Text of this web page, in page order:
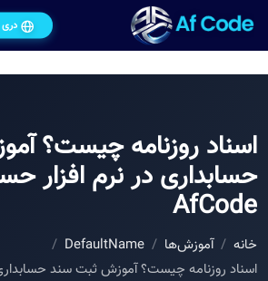
دری
اسناد روزنامه چیست؟
حسابداری در نرم افزار
AfCode
خانه آموزش‌ها
DefaultName
اسناد روزنامه چیست؟ آموزش ثبت سند